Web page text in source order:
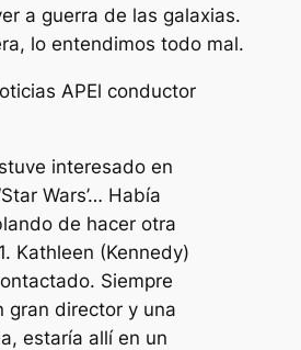
a guerra de las galaxias.
lo entendimos todo mal.
APEl conductor
interesado en
Wars’… Había
de hacer otra
Kathleen (Kennedy)
Siempre
gran director y una
estaría allí en un